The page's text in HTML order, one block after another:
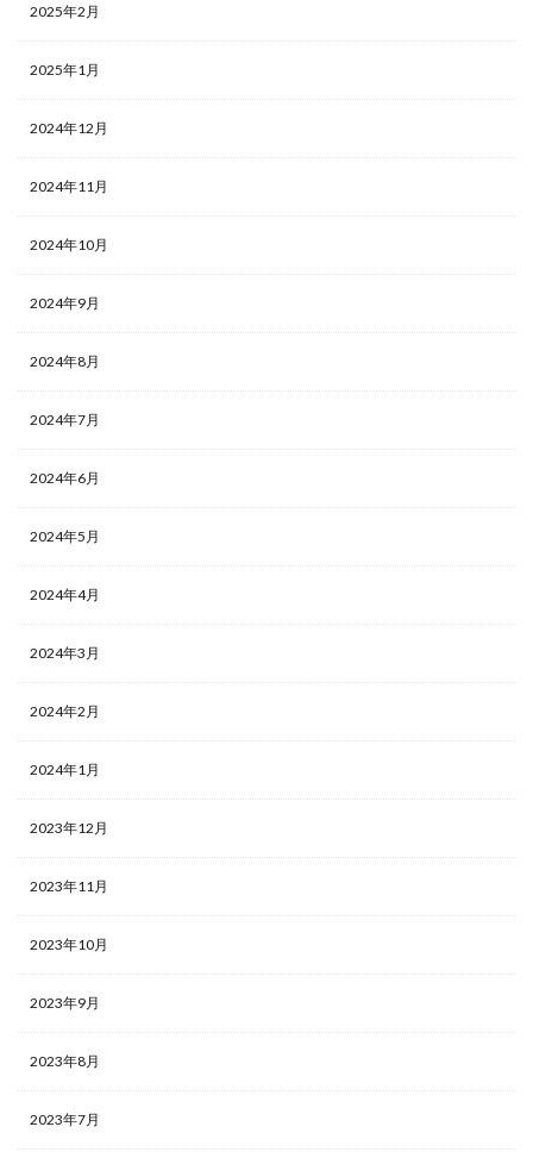
2025年2月
2025年1月
2024年12月
2024年11月
2024年10月
2024年9月
2024年8月
2024年7月
2024年6月
2024年5月
2024年4月
2024年3月
2024年2月
2024年1月
2023年12月
2023年11月
2023年10月
2023年9月
2023年8月
2023年7月